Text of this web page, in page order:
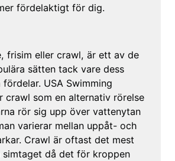
fördelaktigt för dig.
frisim eller crawl, är ett av de
sätten tack vare dess
USA Swimming
crawl som en alternativ rörelse
rör sig upp över vattenytan
varierar mellan uppåt- och
Crawl är oftast det mest
då det för kroppen